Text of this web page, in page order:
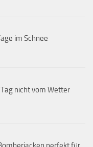
im Schnee
nicht vom Wetter